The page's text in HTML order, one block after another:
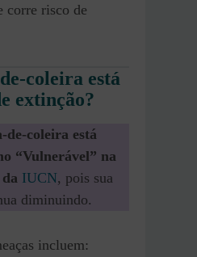
corre risco de
coleira está
extinção?
de-coleira está
“Vulnerável” na
IUCN, pois sua
diminuindo.
incluem: